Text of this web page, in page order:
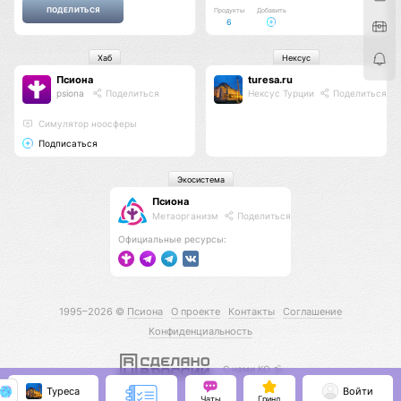
Продукты
6
Добавить
Псиона
psiona Поделиться
Cимулятор ноосферы
Подписаться
Хаб
turesa.ru
Нексус Турции Поделиться
Нексус
Псиона
Метаорганизм Поделиться
Официальные ресурсы:
Экосистема
1995–2026 © Псиона О проекте Контакты
Соглашение
Конфиденциальность
С нами КО 🕉️
Туреса
Чаты Гринд
Войти